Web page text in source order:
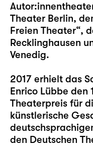
Theater Berlin,
Freien Theater“,
Recklinghausen
Venedig.
2017 erhielt das
Enrico Lübbe den
Theaterpreis für
künstlerische
den Deutschen